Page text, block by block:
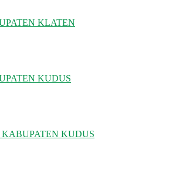
KLATEN
KUDUS
KUDUS